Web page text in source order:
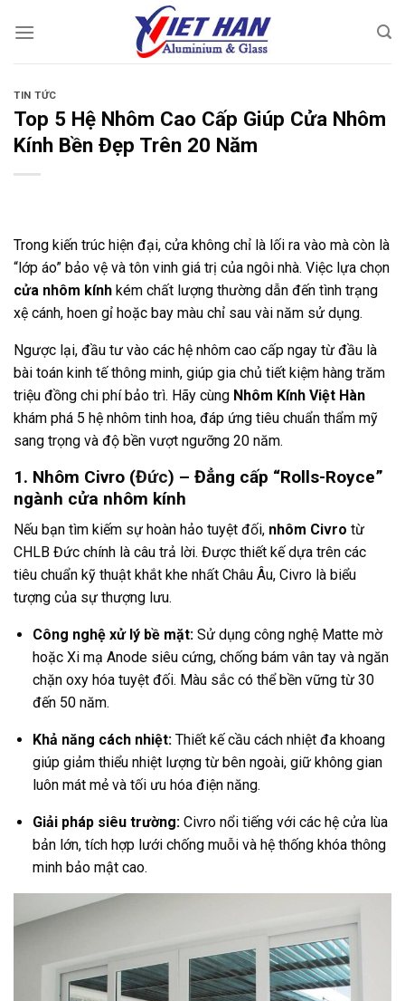
đến
TIN TỨC
Top 5 Hệ Nhôm Cao Cấp Giúp Cửa Nhôm
Kính Bền Đẹp Trên 20 Năm
Trong kiến trúc hiện đại, cửa không chỉ là lối ra vào mà còn là
“lớp áo” bảo vệ và tôn vinh giá trị của ngôi nhà. Việc lựa chọn
cửa nhôm kính kém chất lượng thường dẫn đến tình trạng
xệ cánh, hoen gỉ hoặc bay màu chỉ sau vài năm sử dụng.
Ngược lại, đầu tư vào các hệ nhôm cao cấp ngay từ đầu là
bài toán kinh tế thông minh, giúp gia chủ tiết kiệm hàng trăm
triệu đồng chi phí bảo trì. Hãy cùng Nhôm Kính Việt Hàn
khám phá 5 hệ nhôm tinh hoa, đáp ứng tiêu chuẩn thẩm mỹ
sang trọng và độ bền vượt ngưỡng 20 năm.
1. Nhôm Civro (Đức) – Đẳng cấp “Rolls-Royce”
ngành cửa nhôm kính
Nếu bạn tìm kiếm sự hoàn hảo tuyệt đối, nhôm Civro từ
CHLB Đức chính là câu trả lời. Được thiết kế dựa trên các
tiêu chuẩn kỹ thuật khắt khe nhất Châu Âu, Civro là biểu
tượng của sự thượng lưu.
Công nghệ xử lý bề mặt:Sử dụng công nghệ Matte mờ
hoặc Xi mạ Anode siêu cứng, chống bám vân tay và ngăn
chặn oxy hóa tuyệt đối. Màu sắc có thể bền vững từ 30
đến 50 năm.
Khả năng cách nhiệt:Thiết kế cầu cách nhiệt đa khoang
giúp giảm thiểu nhiệt lượng từ bên ngoài, giữ không gian
luôn mát mẻ và tối ưu hóa điện năng.
Giải pháp siêu trường:Civro nổi tiếng với các hệ cửa lùa
bản lớn, tích hợp lưới chống muỗi và hệ thống khóa thông
minh bảo mật cao.